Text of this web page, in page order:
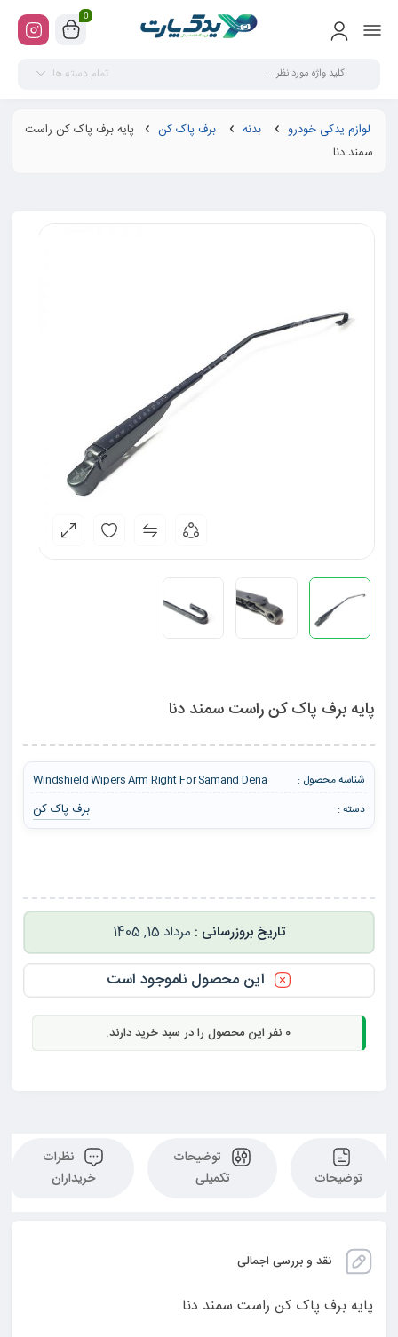
0
تمام دسته ها
لوازم یدکی خودرو بدنه برف پاک کن
پایه برف پاک کن راست
سمند دنا
پایه برف پاک کن راست سمند دنا
شناسه محصول :
Windshield Wipers Arm Right For Samand Dena
دسته :
برف پاک کن
مرداد 15, 1405
این محصول ناموجود است
0 نفر این محصول را در سبد خرید دارند.
توضیحات
توضیحات
تکمیلی
نظرات
خریداران
نقد و بررسی اجمالی
پایه برف پاک کن راست سمند دنا